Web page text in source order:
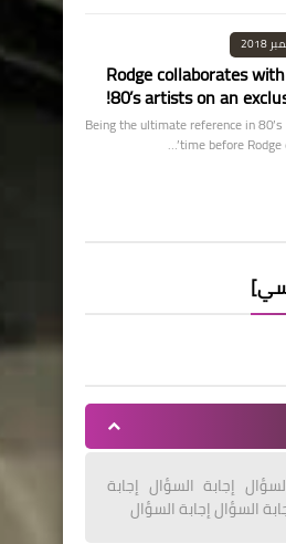
Rodge collaborates
80’s artists on an
Being the ultimate reference in
time before Rodge
إجابة السؤال إجابة
السؤال إجابة السؤال